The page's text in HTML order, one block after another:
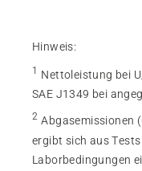
Hinweis:
1 Nettoleistung bei
SAE J1349 bei
2 Abgasemissionen
ergibt sich aus
Laborbedingungen